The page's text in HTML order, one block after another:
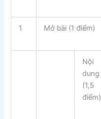
1 Mở bài (1 điểm)
Nội
dung
(1,5
điểm)